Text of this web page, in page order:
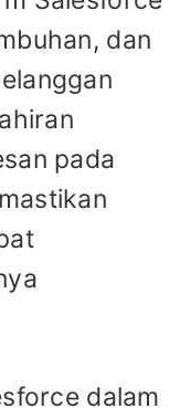
dan
pada
dalam